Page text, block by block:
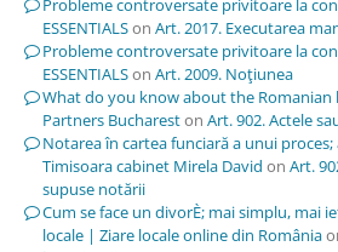
Probleme controversate privitoare la
ESSENTIALSon Art. 2017. Executarea
Probleme controversate privitoare la
ESSENTIALSon Art. 2009. Noţiunea
What do you know about the Romanian
Partners Buchareston Art. 902. Actele
Notarea în cartea funciară a unui
Timisoara cabinet Mirela David on Art.
supuse notării
Cum se face un divorÈ; mai simplu, mai
locale | Ziare locale online din România